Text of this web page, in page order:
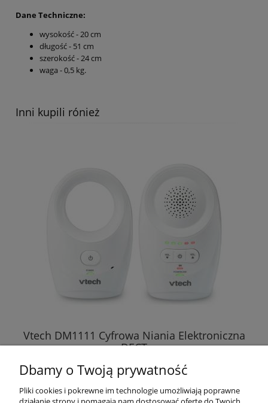
Dane Techniczne:
wysokość - 20 cm
długość - 51 cm
szerokość - 24 cm
waga - 0,5 kg.
Inni kupili rónież
Vtech DM1111 Cyfrowa Niania Elektroniczna
DECT
169,00 zł
Dbamy o Twoją prywatność
Pliki cookies i pokrewne im technologie umożliwiają poprawne